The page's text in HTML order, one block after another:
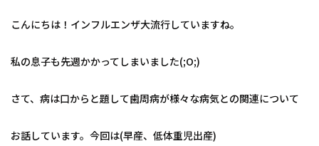
こんにちは！インフルエンザ大流行していますね。
私の息子も先週かかってしまいました(;O;)
さて、病は口からと題して歯周病が様々な病気との関連について
お話しています。今回は(早産、低体重児出産)